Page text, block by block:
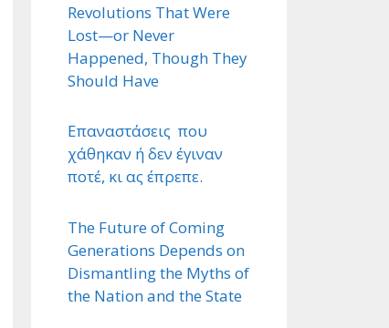
Revolutions That Were
Lost—or Never
Happened, Though They
Should Have
Επαναστάσεις που
χάθηκαν ή δεν έγιναν
ποτέ, κι ας έπρεπε.
The Future of Coming
Generations Depends on
Dismantling the Myths of
the Nation and the State